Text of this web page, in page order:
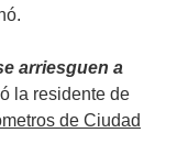
arriesguen a
la residente de
de Ciudad